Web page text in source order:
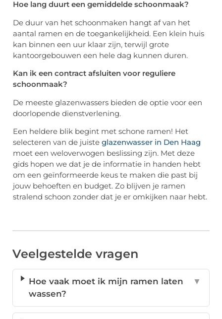
Hoe lang duurt een gemiddelde schoonmaak?
De duur van het schoonmaken hangt af van het
aantal ramen en de toegankelijkheid. Een klein huis
kan binnen een uur klaar zijn, terwijl grote
kantoorgebouwen een hele dag kunnen duren.
Kan ik een contract afsluiten voor reguliere
schoonmaak?
De meeste glazenwassers bieden de optie voor een
doorlopende dienstverlening.
Een heldere blik begint met schone ramen! Het
selecteren van de juiste glazenwasser in Den Haag
moet een weloverwogen beslissing zijn. Met deze
gids hopen we dat je de informatie in handen hebt
om een geïnformeerde keus te maken die past bij
jouw behoeften en budget. Zo blijven je ramen
stralend schoon zonder dat je er omkijken naar hebt.
Veelgestelde vragen
Hoe vaak moet ik mijn ramen laten
wassen?
▼